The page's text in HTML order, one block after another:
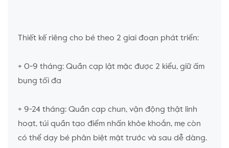
Thiết kế riêng cho bé theo 2 giai đoạn phát triển:
+ 0-9 tháng: Quần cạp lật mặc được 2 kiểu, giữ ấm
bụng tối đa
+ 9-24 tháng: Quần cạp chun, vận động thật linh
hoạt, túi quần tạo điểm nhấn khỏe khoắn, mẹ còn
có thể dạy bé phân biệt mặt trước và sau dễ dàng.